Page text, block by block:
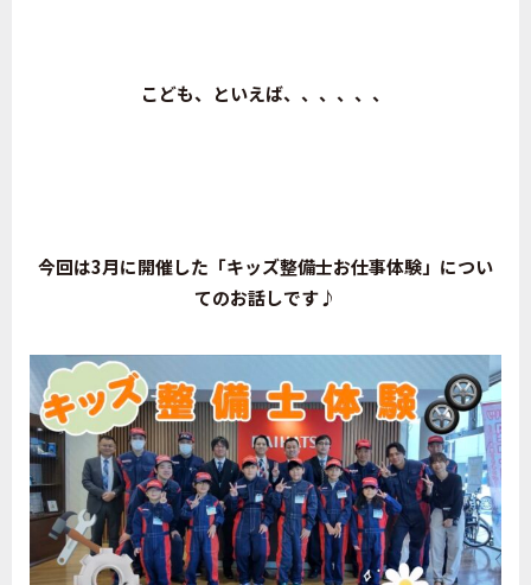
こども、といえば、、、、、、
今回は3月に開催した「キッズ整備士お仕事体験」につい
てのお話しです♪